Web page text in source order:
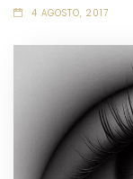
4 AGOSTO, 2017